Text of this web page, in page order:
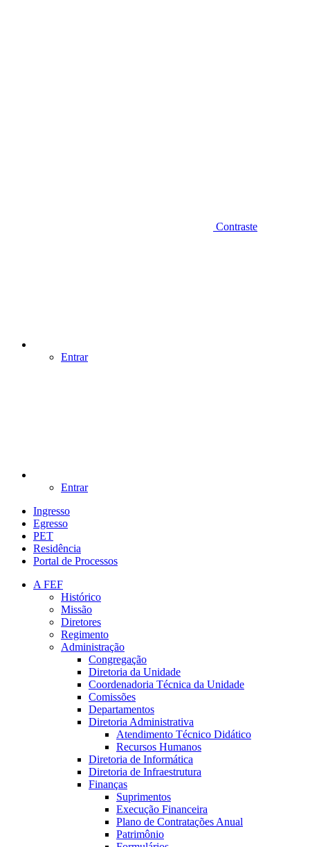
Contraste
Entrar
Entrar
Ingresso
Egresso
PET
Residência
Portal de Processos
A FEF
Histórico
Missão
Diretores
Regimento
Administração
Congregação
Diretoria da Unidade
Coordenadoria Técnica da Unidade
Comissões
Departamentos
Diretoria Administrativa
Atendimento Técnico Didático
Recursos Humanos
Diretoria de Informática
Diretoria de Infraestrutura
Finanças
Suprimentos
Execução Financeira
Plano de Contratações Anual
Patrimônio